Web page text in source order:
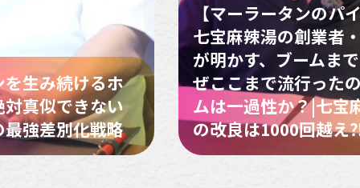
を生み続けるホ
真似できない
強差別化戦略
【マーラータンのパ
七宝麻辣湯の創業者
が明かす、ブームま
ぜここまで流行った
ムは一過性か？|七宝
の改良は1000回越え